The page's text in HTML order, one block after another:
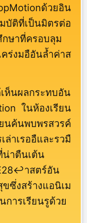
ด้วยอิน
บัติที่เป็นมิตรต่อ
ษาที่ครอบลุม
ร่งมอือันล้ำค่าส
ห็นผลกระทบอัน
ในห้องเรียน
ค้นพบพรสวรค์
าเรออืและรวมื
น่าตืนเต้น
าสตร์อัน
ซึ่งสร้างแอนิเม
ารเรียนรูด้วย